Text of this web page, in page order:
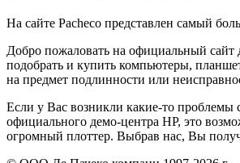
На сайте Pacheco представлен самый
Добро пожаловать на официальный
подобрать и купить компьютеры,
на предмет подлинности или
Если у Вас возникли какие-то
официального демо-центра HP, это
огромный плоттер. Выбрав нас, Вы